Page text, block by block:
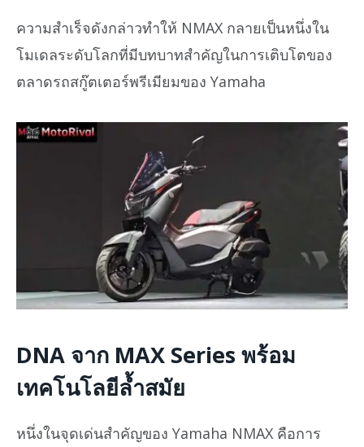
ความสำเร็จดังกล่าวทำให้ NMAX กลายเป็นหนึ่งใน
โมเดลระดับโลกที่มีบทบาทสำคัญในการเติบโตของ
ตลาดรถสกู๊ตเตอร์พรีเมียมของ Yamaha
DNA จาก MAX Series พร้อม
เทคโนโลยีล้ำสมัย
หนึ่งในจุดเด่นสำคัญของ Yamaha NMAX คือการ